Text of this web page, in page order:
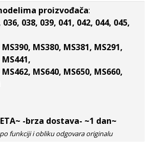
proizvođača:
036, 038, 039, 041, 042, 044, 045,
MS380, MS381, MS291,
MS640, MS650, MS660,
-brza dostava- ~1 dan~